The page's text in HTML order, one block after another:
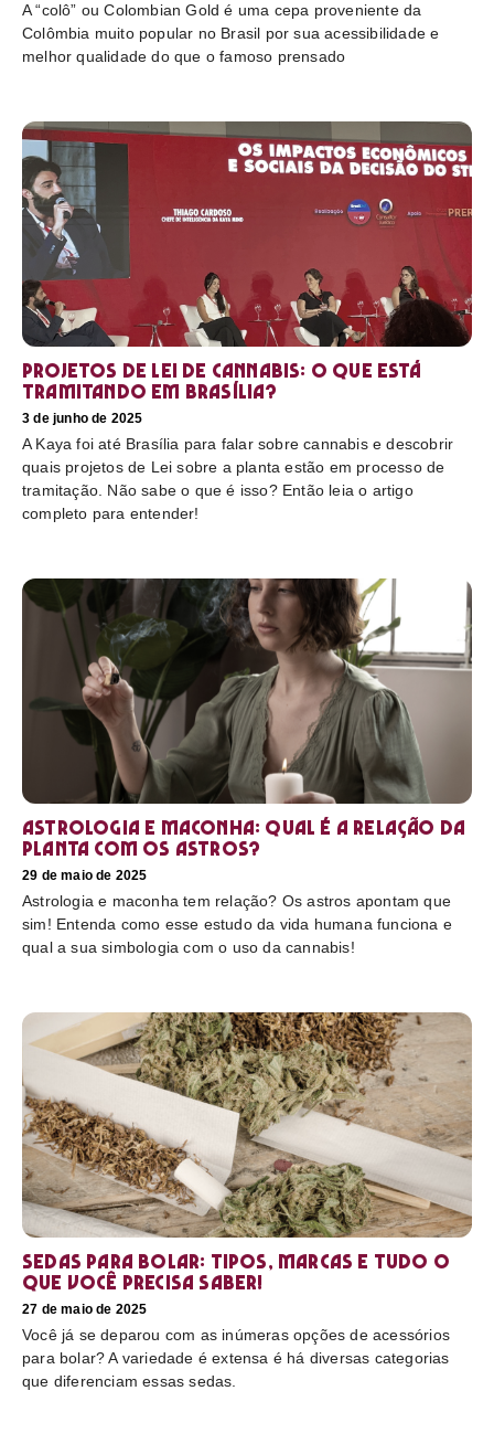
A “colô” ou Colombian Gold é uma cepa proveniente da
Colômbia muito popular no Brasil por sua acessibilidade e
melhor qualidade do que o famoso prensado
Projetos de Lei de Cannabis: O que está
tramitando em Brasília?
3 de junho de 2025
A Kaya foi até Brasília para falar sobre cannabis e descobrir
quais projetos de Lei sobre a planta estão em processo de
tramitação. Não sabe o que é isso? Então leia o artigo
completo para entender!
Astrologia e maconha: Qual é a relação da
planta com os astros?
29 de maio de 2025
Astrologia e maconha tem relação? Os astros apontam que
sim! Entenda como esse estudo da vida humana funciona e
qual a sua simbologia com o uso da cannabis!
Sedas para bolar: tipos, marcas e tudo o
que você precisa saber!
27 de maio de 2025
Você já se deparou com as inúmeras opções de acessórios
para bolar? A variedade é extensa é há diversas categorias
que diferenciam essas sedas.